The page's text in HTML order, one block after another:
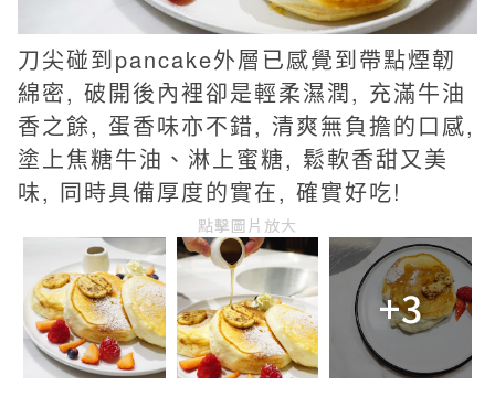
刀尖碰到pancake外層已感覺到帶點煙韌
綿密, 破開後內裡卻是輕柔濕潤, 充滿牛油
香之餘, 蛋香味亦不錯, 清爽無負擔的口感,
塗上焦糖牛油、 淋上蜜糖, 鬆軟香甜又 美
味, 同時具備厚度的實在, 確實好吃!
點擊圖片放大
+3